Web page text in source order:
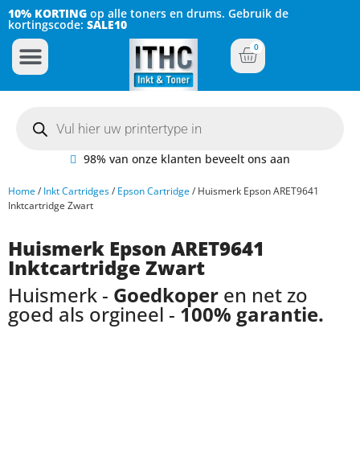
10% KORTING op alle toners en drums. Gebruik de
kortingscode: SALE10
0
98% van onze klanten beveelt ons aan
Home/ Inkt Cartridges/ Epson Cartridge/ Huismerk Epson ARET9641
Inktcartridge Zwart
Huismerk Epson ARET9641
Inktcartridge Zwart
Huismerk - Goedkoper en net zo
goed als orgineel - 100% garantie.